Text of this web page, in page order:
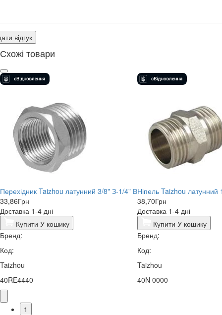
відгук
Схожі товари
Перехідник Taizhou латунний 3/8" З-1/4" В
33,86Грн
Доставка 1-4 дні
Купити У кошику
Бренд:
Код:
Taizhou
40RE4440
Ніпель Taizhou латунний
38,70Грн
Доставка 1-4 дні
Купити У кошику
Бренд:
Код:
Taizhou
40N 0000
1